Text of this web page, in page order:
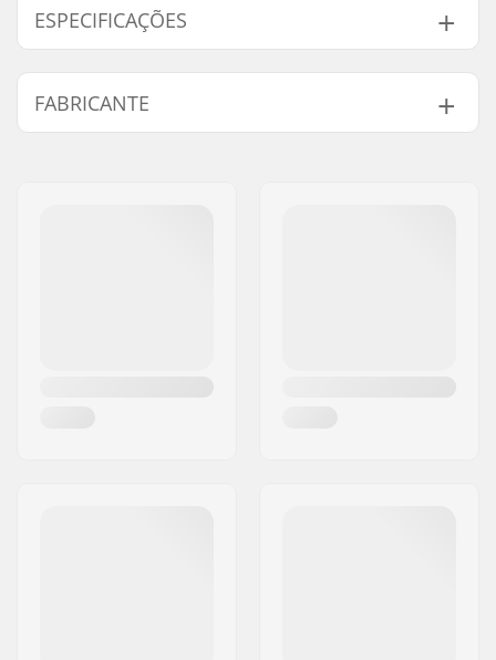
and F21 Braço De Travão Patins:
ESPECIFICAÇÕES
Brake mounting bolt: Incluído
FABRICANTE